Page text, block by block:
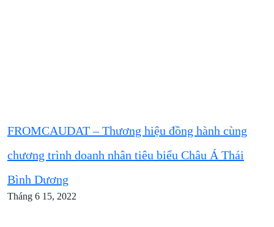
FROMCAUDAT – Thương hiệu đồng hành cùng
chương trình doanh nhân tiêu biểu Châu Á Thái
Bình Dương
Tháng 6 15, 2022